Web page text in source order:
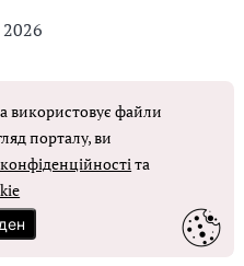
2026
доходу
використовує файли
порталу, ви
та